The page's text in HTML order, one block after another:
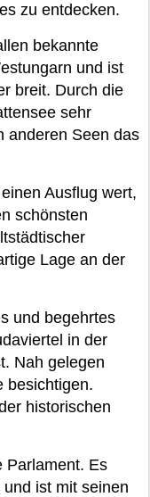
zu entdecken.
bekannte
und ist
breit. Durch die
sehr
anderen Seen das
Ausflug wert,
schönsten
Lage an der
und begehrtes
in der
Nah gelegen
besichtigen.
historischen
Parlament. Es
ist mit seinen